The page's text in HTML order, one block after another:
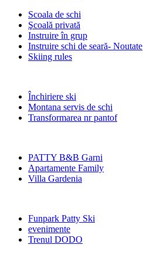
Scoala de schi
Şcoală privată
Instruire în grup
Instruire schi de seară- Noutate
Skiing rules
Închiriere ski
Montana servis de schi
Transformarea nr pantof
PATTY B&B Garni
Apartamente Family
Villa Gardenia
Funpark Patty Ski
evenimente
Trenul DODO